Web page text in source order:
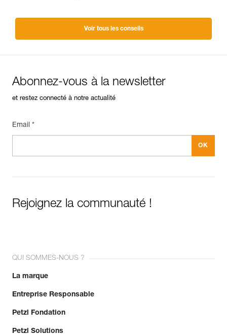
Voir tous les conseils
Abonnez-vous à la newsletter
et restez connecté à notre actualité
Email *
Rejoignez la communauté !
QUI SOMMES-NOUS ?
La marque
Entreprise Responsable
Petzl Fondation
Petzl Solutions